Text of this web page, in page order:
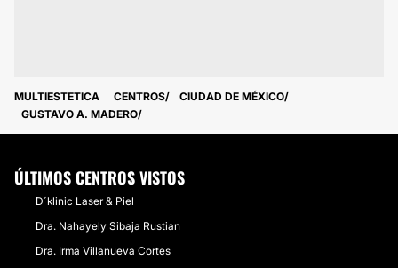
MULTIESTETICA CENTROS
CIUDAD DE MÉXICO
GUSTAVO A. MADERO
ÚLTIMOS CENTROS VISTOS
D´klinic Laser & Piel
Dra. Nahayely Sibaja Rustian
Dra. Irma Villanueva Cortes